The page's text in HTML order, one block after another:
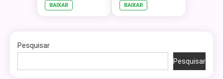
BAIXAR BAIXAR
Pesquisar
Pesquisar